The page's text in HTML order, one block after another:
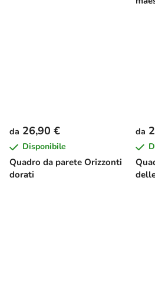
Quadro da parete Orizzonti
dorati
da 26,90 €
Disponibile
da